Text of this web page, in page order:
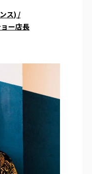
ス) /
ー店長